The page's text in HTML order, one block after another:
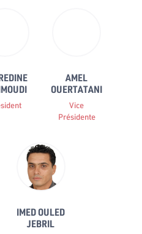
AMEL
OUERTATANI
Vice
Présidente
IMED OULED
JEBRIL